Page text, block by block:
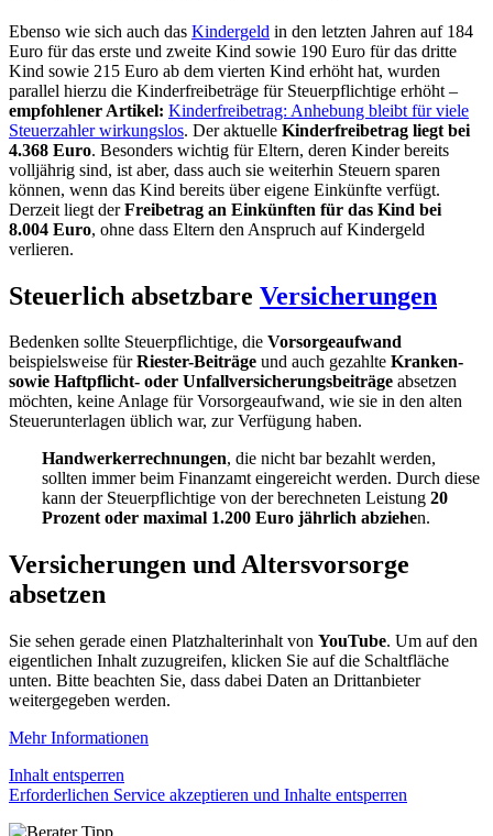
Ebenso wie sich auch das Kindergeld in den letzten Jahren auf 184
Euro für das erste und zweite Kind sowie 190 Euro für das dritte
Kind sowie 215 Euro ab dem vierten Kind erhöht hat, wurden
parallel hierzu die Kinderfreibeträge für Steuerpflichtige erhöht –
empfohlener Artikel: Kinderfreibetrag: Anhebung bleibt für viele
Steuerzahler wirkungslos. Der aktuelle Kinderfreibetrag liegt bei
4.368 Euro. Besonders wichtig für Eltern, deren Kinder bereits
volljährig sind, ist aber, dass auch sie weiterhin Steuern sparen
können, wenn das Kind bereits über eigene Einkünfte verfügt.
Derzeit liegt derFreibetrag an Einkünften für das Kind bei
8.004 Euro, ohne dass Eltern den Anspruch auf Kindergeld
verlieren.
Steuerlich absetzbare Versicherungen
Bedenken sollte Steuerpflichtige, die Vorsorgeaufwand
beispielsweise fürRiester-Beiträge und auch gezahlte Kranken-
sowie Haftpflicht- oder Unfallversicherungsbeiträge absetzen
möchten, keine Anlage für Vorsorgeaufwand, wie sie in den alten
Steuerunterlagen üblich war, zur Verfügung haben.
Handwerkerrechnungen, die nicht bar bezahlt werden,
sollten immer beim Finanzamt eingereicht werden. Durch diese
kann der Steuerpflichtige von der berechneten Leistung 20
Prozent oder maximal 1.200 Euro jährlich abziehen.
Versicherungen und Altersvorsorge
absetzen
Sie sehen gerade einen Platzhalterinhalt von YouTube. Um auf den
eigentlichen Inhalt zuzugreifen, klicken Sie auf die Schaltfläche
unten. Bitte beachten Sie, dass dabei Daten an Drittanbieter
weitergegeben werden.
Mehr Informationen
Inhalt entsperren
Erforderlichen Service akzeptieren und Inhalte entsperren